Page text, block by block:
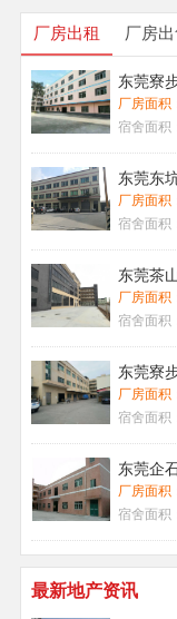
厂房出租 厂房出
东莞寮
厂房面积
宿舍面积
东莞东
厂房面积
宿舍面积
东莞茶
厂房面积
宿舍面积
东莞寮
厂房面积
宿舍面积
东莞企
厂房面积
宿舍面积
最新地产资讯